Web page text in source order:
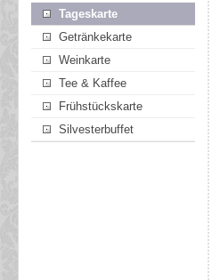
Tageskarte
Getränkekarte
Weinkarte
Tee & Kaffee
Frühstückskarte
Silvesterbuffet